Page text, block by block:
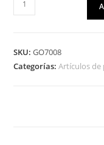
SKU:GO7008
Categorías:Artículos de